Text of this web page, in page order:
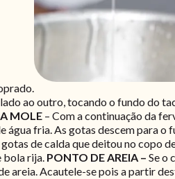
ao outro, tocando o fundo do
MOLE – Com a continuação da
água fria. As gotas descem para
gotas de calda que deitou no copo
bola rija. PONTO DE AREIA – Se o
areia. Acautele-se pois a partir